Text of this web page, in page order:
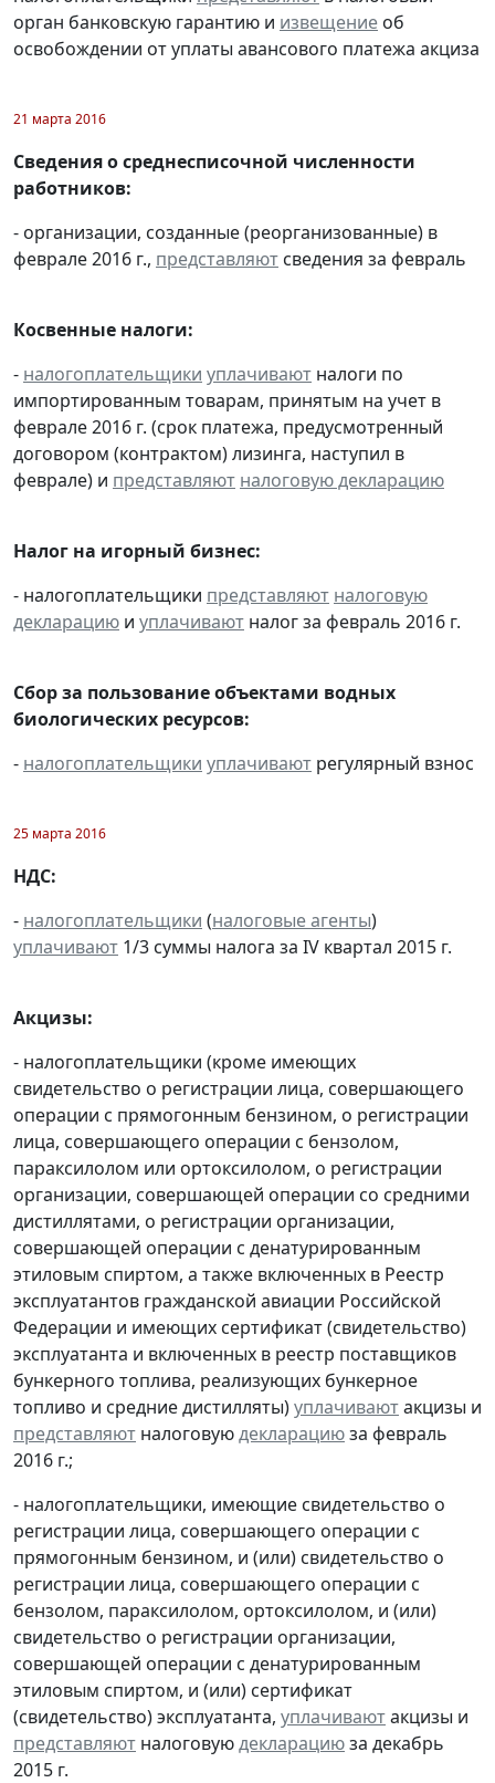
орган банковскую гарантию и извещение об
освобождении от уплаты авансового платежа акциза
21 марта 2016
Сведения о среднесписочной численности
работников:
- организации, созданные (реорганизованные) в
феврале 2016 г., представляют сведения за февраль
Косвенные налоги:
- налогоплательщики уплачивают налоги по
импортированным товарам, принятым на учет в
феврале 2016 г. (срок платежа, предусмотренный
договором (контрактом) лизинга, наступил в
феврале) и представляют налоговую декларацию
Налог на игорный бизнес:
- налогоплательщики представляют налоговую
декларацию и уплачивают налог за февраль 2016 г.
Сбор за пользование объектами водных
биологических ресурсов:
- налогоплательщики уплачивают регулярный взнос
25 марта 2016
НДС:
- налогоплательщики (налоговые агенты)
уплачивают 1/3 суммы налога за IV квартал 2015 г.
Акцизы:
- налогоплательщики (кроме имеющих
свидетельство о регистрации лица, совершающего
операции с прямогонным бензином, о регистрации
лица, совершающего операции с бензолом,
параксилолом или ортоксилолом, о регистрации
организации, совершающей операции со средними
дистиллятами, о регистрации организации,
совершающей операции с денатурированным
этиловым спиртом, а также включенных в Реестр
эксплуатантов гражданской авиации Российской
Федерации и имеющих сертификат (свидетельство)
эксплуатанта и включенных в реестр поставщиков
бункерного топлива, реализующих бункерное
топливо и средние дистилляты)уплачиваютакцизы и
представляют налоговуюдекларациюза февраль
2016 г.;
- налогоплательщики, имеющие свидетельство о
регистрации лица, совершающего операции с
прямогонным бензином, и (или) свидетельство о
регистрации лица, совершающего операции с
бензолом, параксилолом, ортоксилолом, и (или)
свидетельство о регистрации организации,
совершающей операции с денатурированным
этиловым спиртом, и (или) сертификат
(свидетельство) эксплуатанта, уплачиваютакцизы и
представляют налоговуюдекларациюза декабрь
2015 г.